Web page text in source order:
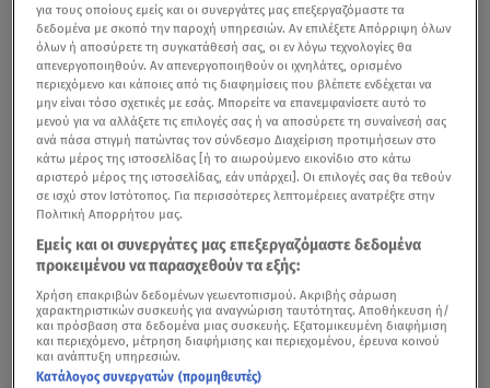
για τους οποίους εμείς και οι συνεργάτες μας επεξεργαζόμαστε τα
δεδομένα με σκοπό την παροχή υπηρεσιών. Αν επιλέξετε Απόρριψη όλων
όλων ή αποσύρετε τη συγκατάθεσή σας, οι εν λόγω τεχνολογίες θα
απενεργοποιηθούν. Αν απενεργοποιηθούν οι ιχνηλάτες, ορισμένο
περιεχόμενο και κάποιες από τις διαφημίσεις που βλέπετε ενδέχεται να
μην είναι τόσο σχετικές με εσάς. Μπορείτε να επανεμφανίσετε αυτό το
μενού για να αλλάξετε τις επιλογές σας ή να αποσύρετε τη συναίνεσή σας
ανά πάσα στιγμή πατώντας τον σύνδεσμο Διαχείριση προτιμήσεων στο
κάτω μέρος της ιστοσελίδας [ή το αιωρούμενο εικονίδιο στο κάτω
αριστερό μέρος της ιστοσελίδας, εάν υπάρχει]. Οι επιλογές σας θα τεθούν
σε ισχύ στον Ιστότοπος. Για περισσότερες λεπτομέρειες ανατρέξτε στην
Πολιτική Απορρήτου μας.
Εμείς και οι συνεργάτες μας επεξεργαζόμαστε δεδομένα
προκειμένου να παρασχεθούν τα εξής:
Χρήση επακριβών δεδομένων γεωεντοπισμού. Ακριβής σάρωση
χαρακτηριστικών συσκευής για αναγνώριση ταυτότητας. Αποθήκευση ή/
και πρόσβαση στα δεδομένα μιας συσκευής. Εξατομικευμένη διαφήμιση
και περιεχόμενο, μέτρηση διαφήμισης και περιεχομένου, έρευνα κοινού
και ανάπτυξη υπηρεσιών.
Κατάλογος συνεργατών (προμηθευτές)